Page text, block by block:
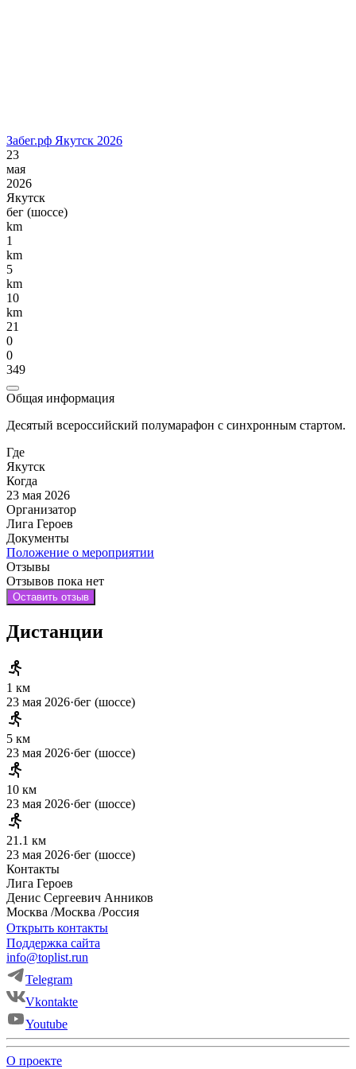
Забег.рф Якутск 2026
23
мая
2026
Якутск
бег (шоссе)
km
1
km
5
km
10
km
21
0
0
349
Общая информация
Десятый всероссийский полумарафон с синхронным стартом.
Где
Якутск
Когда
23 мая 2026
Организатор
Лига Героев
Документы
Положение о мероприятии
Отзывы
Отзывов пока нет
Оставить отзыв
Дистанции
1 км
23 мая 2026·бег (шоссе)
5 км
23 мая 2026·бег (шоссе)
10 км
23 мая 2026·бег (шоссе)
21.1 км
23 мая 2026·бег (шоссе)
Контакты
Лига Героев
Денис Сергеевич Анников
Москва /Москва /Россия
Открыть контакты
Поддержка сайта
info@toplist.run
Telegram
Vkontakte
Youtube
О проекте